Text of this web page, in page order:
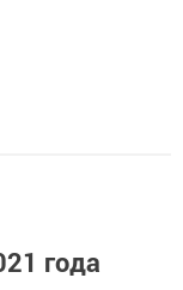
года